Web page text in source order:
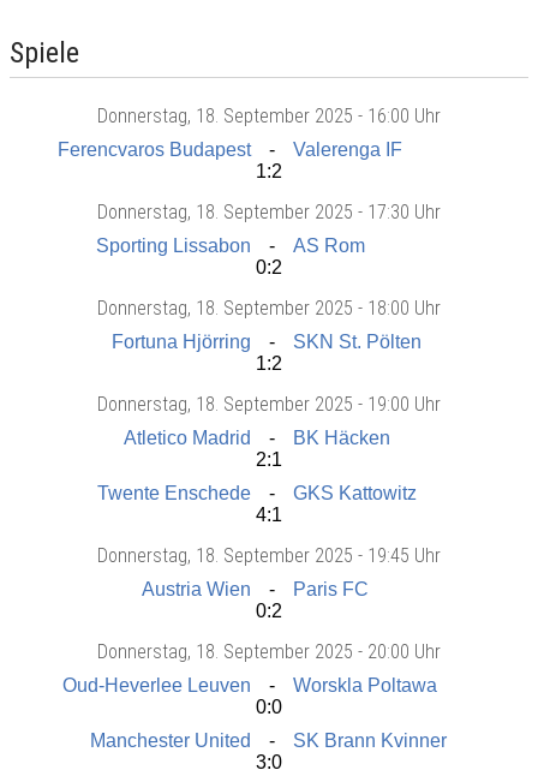
Spiele
Donnerstag, 18. September 2025 - 16:00 Uhr
Ferencvaros Budapest
Valerenga IF
1:2
Donnerstag, 18. September 2025 - 17:30 Uhr
Sporting Lissabon
AS Rom
0:2
Donnerstag, 18. September 2025 - 18:00 Uhr
Fortuna Hjörring
SKN St. Pölten
1:2
Donnerstag, 18. September 2025 - 19:00 Uhr
Atletico Madrid
BK Häcken
2:1
Twente Enschede
GKS Kattowitz
4:1
Donnerstag, 18. September 2025 - 19:45 Uhr
Austria Wien
Paris FC
0:2
Donnerstag, 18. September 2025 - 20:00 Uhr
Oud-Heverlee Leuven
Worskla Poltawa
0:0
Manchester United
SK Brann Kvinner
3:0